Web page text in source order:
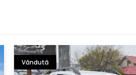
Vândută